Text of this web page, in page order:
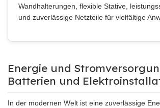
Wandhalterungen, flexible Stative,
und zuverlässige Netzteile für vielfältige
Energie und
Batterien und
In der modernen Welt ist eine zuverlässige